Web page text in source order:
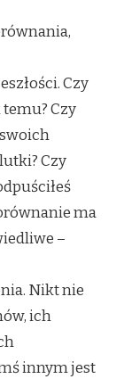
Czy
Czy
Czy
ma
–
Nikt nie
ich
innym jest